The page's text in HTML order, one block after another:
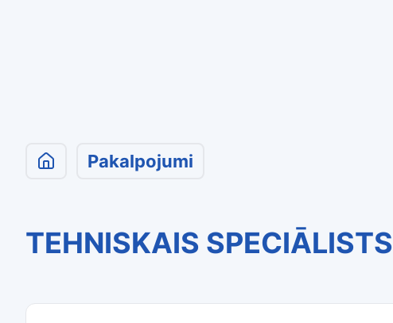
Pakalpojumi
TEHNISKAIS SPECIĀLISTS